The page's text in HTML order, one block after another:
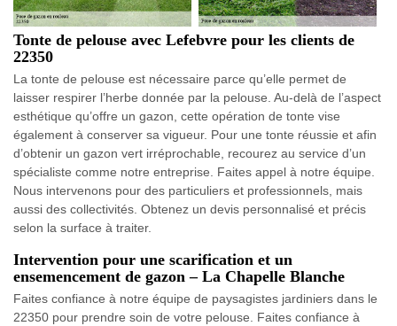
Tonte de pelouse avec Lefebvre pour les clients de
22350
La tonte de pelouse est nécessaire parce qu’elle permet de
laisser respirer l’herbe donnée par la pelouse. Au-delà de l’aspect
esthétique qu’offre un gazon, cette opération de tonte vise
également à conserver sa vigueur. Pour une tonte réussie et afin
d’obtenir un gazon vert irréprochable, recourez au service d’un
spécialiste comme notre entreprise. Faites appel à notre équipe.
Nous intervenons pour des particuliers et professionnels, mais
aussi des collectivités. Obtenez un devis personnalisé et précis
selon la surface à traiter.
Intervention pour une scarification et un
ensemencement de gazon – La Chapelle Blanche
Faites confiance à notre équipe de paysagistes jardiniers dans le
22350 pour prendre soin de votre pelouse. Faites confiance à